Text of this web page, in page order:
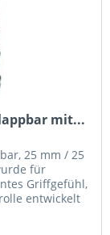
mit...
25 mm / 25
für
Griffgefühl,
entwickelt